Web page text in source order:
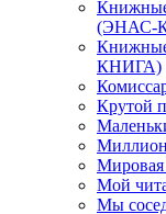
Книжные
(ЭНАС-
КНИГА)
Крутой
Мой
Мы